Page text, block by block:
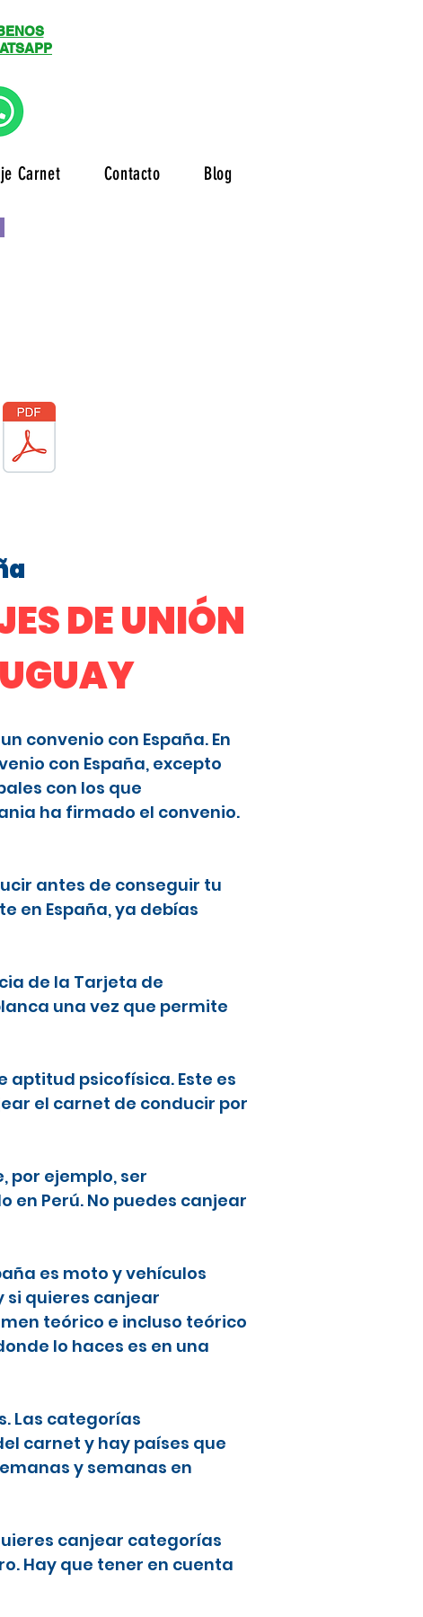
Carnet Contacto Blog
DE UNIÓN
convenio con España. En
con España, excepto
con los que
ha firmado el convenio.
antes de conseguir tu
en España, ya debías
de la Tarjeta de
una vez que permite
aptitud psicofísica. Este es
el carnet de conducir por
por ejemplo, ser
en Perú. No puedes canjear
es moto y vehículos
si quieres canjear
teórico e incluso teórico
lo haces es en una
Las categorías
carnet y hay países que
y semanas en
canjear categorías
Hay que tener en cuenta